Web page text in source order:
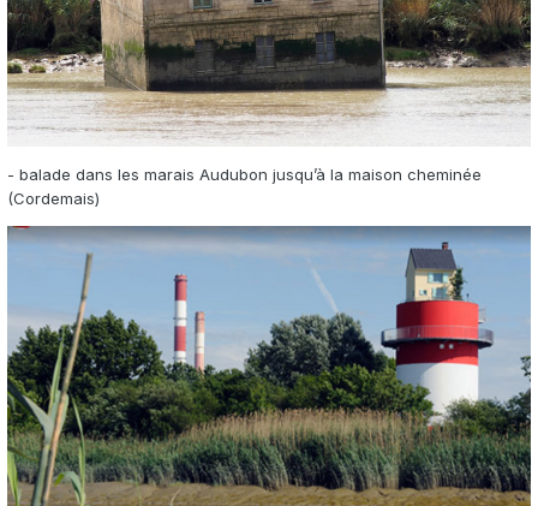
- balade dans les marais Audubon jusqu’à la maison cheminée
(Cordemais)